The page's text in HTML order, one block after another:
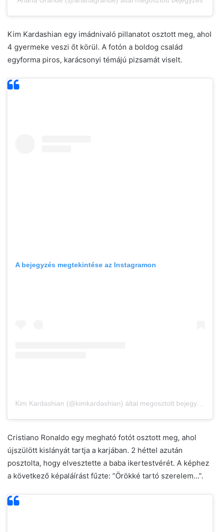
Kim Kardashian egy imádnivaló pillanatot osztott meg, ahol
4 gyermeke veszi őt körül. A fotón a boldog család
egyforma piros, karácsonyi témájú pizsamát viselt.
A bejegyzés megtekintése az Instagramon
Cristiano Ronaldo egy megható fotót osztott meg, ahol
újszülött kislányát tartja a karjában. 2 héttel azután
posztolta, hogy elvesztette a baba ikertestvérét. A képhez
a következő képaláírást fűzte: ”Örökké tartó szerelem…”.